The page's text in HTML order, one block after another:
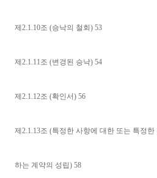
제2.1.10조 (승낙의 철회) 53
제2.1.11조 (변경된 승낙) 54
제2.1.12조 (확인서) 56
제2.1.13조 (특정한 사항에 대한 또는 특정
하는 계약의 성립) 58